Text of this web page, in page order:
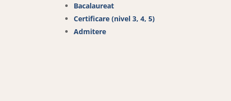
Bacalaureat
Certificare (nivel 3, 4, 5)
Admitere